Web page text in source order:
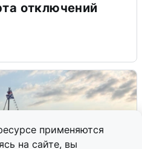
применяются
на сайте, вы
отключений